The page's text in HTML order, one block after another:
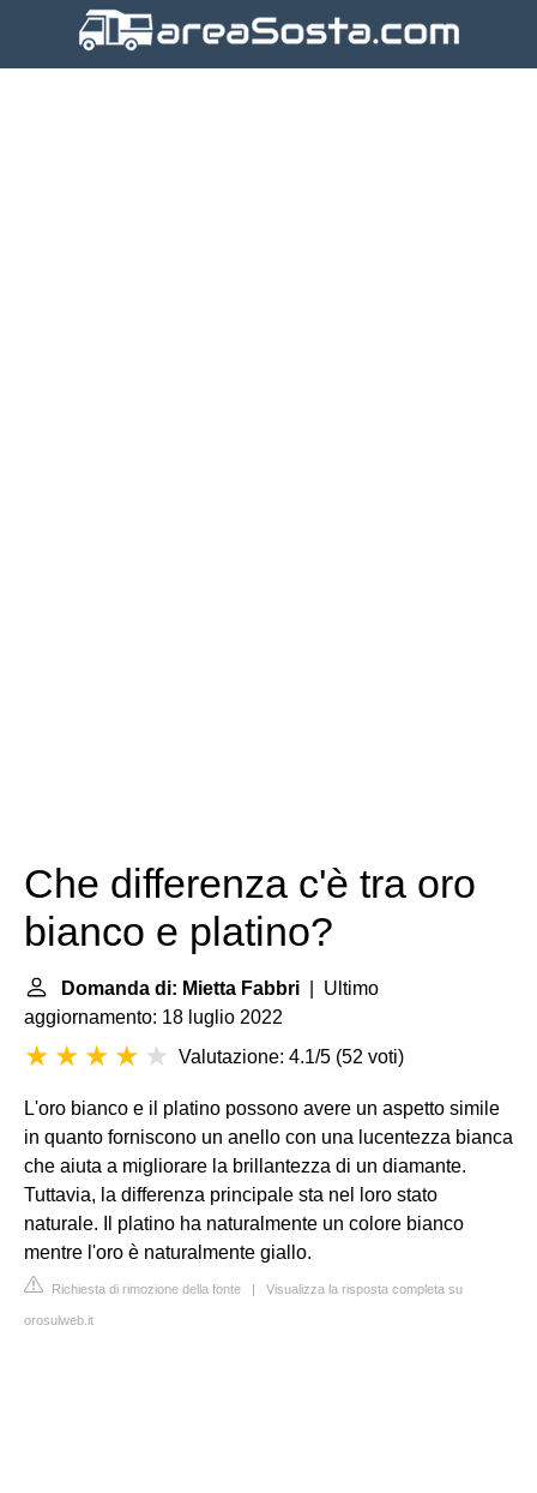
Che differenza c'è tra oro
bianco e platino?
Domanda di: Mietta Fabbri | Ultimo
aggiornamento: 18 luglio 2022
Valutazione: 4.1/5 (52 voti)
L'oro bianco e il platino possono avere un aspetto simile
in quanto forniscono un anello con una lucentezza bianca
che aiuta a migliorare la brillantezza di un diamante.
Tuttavia, la differenza principale sta nel loro stato
naturale. Il platino ha naturalmente un colore bianco
mentre l'oro è naturalmente giallo.
Richiesta di rimozione della fonte | Visualizza la risposta completa su
orosulweb.it